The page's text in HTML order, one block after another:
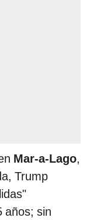
Mar-a-Lago,
Trump
años; sin